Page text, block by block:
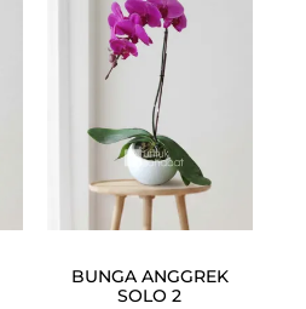
BUNGA ANGGREK
SOLO 2